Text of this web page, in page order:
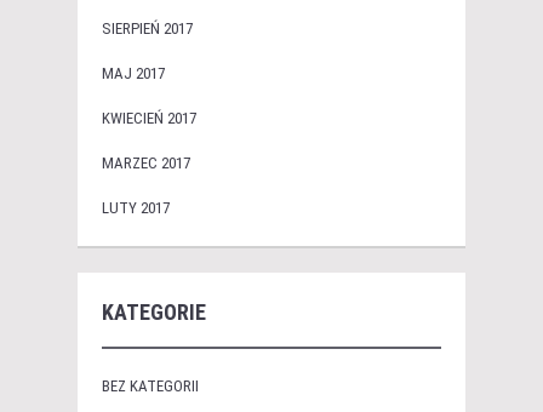
SIERPIEŃ 2017
MAJ 2017
KWIECIEŃ 2017
MARZEC 2017
LUTY 2017
KATEGORIE
BEZ KATEGORII